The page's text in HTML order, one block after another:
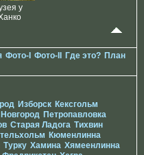
у
Фото-I Фото-II Где это? План
Изборск Кексгольм
Новгород Петропавловка
Старая Ладога Тихвин
Кюменлинна
Турку Хамина Хямеенлинна